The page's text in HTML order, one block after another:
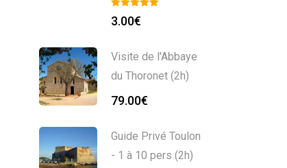
3.00€
Visite de l'Abbaye
du Thoronet (2h)
79.00€
Guide Privé Toulon
- 1 à 10 pers (2h)